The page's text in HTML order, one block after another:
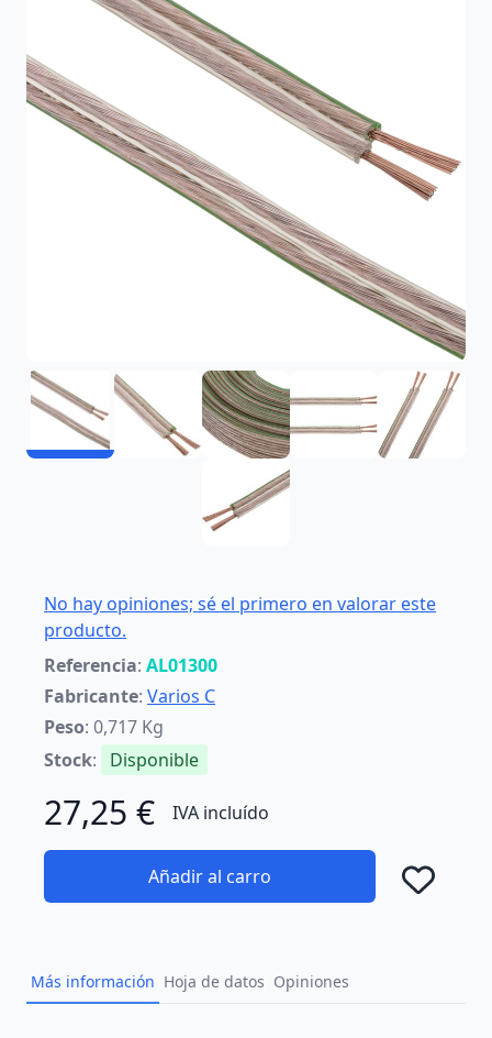
No hay opiniones; sé el primero en valorar este
producto.
Referencia: AL01300
Fabricante: Varios C
Peso: 0,717 Kg
Stock: Disponible
27,25 € IVA incluído
Añadir al carro
Más información Hoja de datos Opiniones